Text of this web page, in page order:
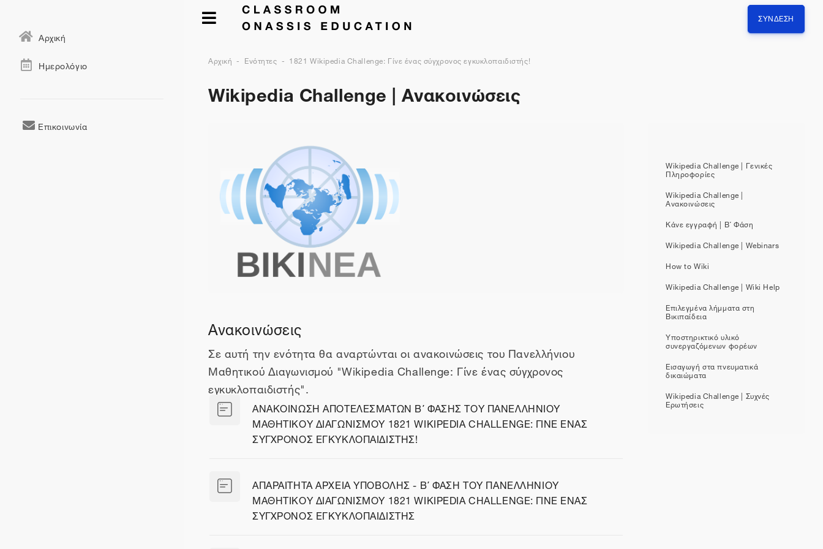
ΣΎΝΔΕΣΗ
Αρχική Ενότητες 1821 Wikipedia Challenge: Γίνε ένας σύγχρονος εγκυκλοπαιδιστής!
Wikipedia Challenge | Ανακοινώσεις
Περιγραφή θέματος
Ανακοινώσεις
Σε αυτή την ενότητα θα αναρτώνται οι ανακοινώσεις του Πανελλήνιου
Μαθητικού Διαγωνισμού "Wikipedia Challenge: Γίνε ένας σύγχρονος
εγκυκλοπαιδιστής".
ΑΝΑΚΟΙΝΩΣΗ ΑΠΟΤΕΛΕΣΜΑΤΩΝ Β΄ ΦΑΣΗΣ ΤΟΥ ΠΑΝΕΛΛΗΝΙΟΥ
ΜΑΘΗΤΙΚΟΥ ΔΙΑΓΩΝΙΣΜΟΥ 1821 WIKIPEDIA CHALLENGE: ΓΙΝΕ ΕΝΑΣ
ΣΥΓΧΡΟΝΟΣ ΕΓΚΥΚΛΟΠΑΙΔΙΣΤΗΣ!
Σελίδα
ΑΠΑΡΑΙΤΗΤΑ ΑΡΧΕΙΑ ΥΠΟΒΟΛΗΣ - Β΄ ΦΑΣΗ ΤΟΥ ΠΑΝΕΛΛΗΝΙΟΥ
ΜΑΘΗΤΙΚΟΥ ΔΙΑΓΩΝΙΣΜΟΥ 1821 WIKIPEDIA CHALLENGE: ΓΙΝΕ ΕΝΑΣ
ΣΥΓΧΡΟΝΟΣ ΕΓΚΥΚΛΟΠΑΙΔΙΣΤΗΣ
Σελίδα
Wikipedia Challenge | Γενικές
Πληροφορίες
Wikipedia Challenge |
Ανακοινώσεις
Κάνε εγγραφή | Β΄ Φάση
Wikipedia Challenge | Webinars
How to Wiki
Wikipedia Challenge | Wiki Help
Επιλεγμένα λήμματα στη
Βικιπαίδεια
Υποστηρικτικό υλικό
συνεργαζόμενων φορέων
Εισαγωγή στα πνευματικά
δικαιώματα
Wikipedia Challenge | Συχνές
Ερωτήσεις
Αρχική
Ημερολόγιο
Επικοινωνία